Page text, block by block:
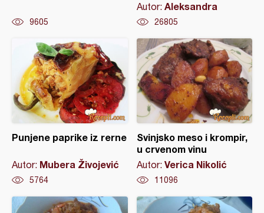
9605
Autor: Aleksandra
26805
Punjene paprike iz rerne
Autor: Mubera Živojević
5764
Svinjsko meso i krompir,
u crvenom vinu
Autor: Verica Nikolić
11096